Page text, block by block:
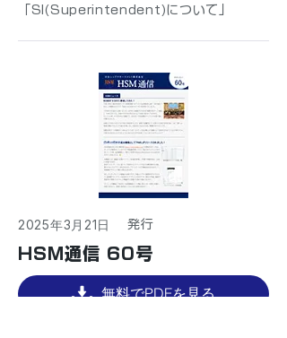
「SI(Superintendent)について」
2025年3月21日 ​発行
HSM通信 60号
無料でPDFを見る